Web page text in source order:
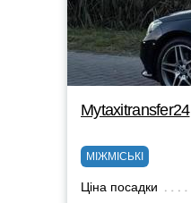
Mytaxitransfer24
МІЖМІСЬКІ
Ціна посадки